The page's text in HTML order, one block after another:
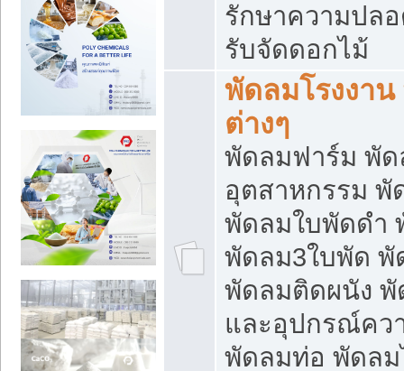
รักษาความปล
รับจัดดอกไม้
พัดลมโรงงา
ต่างๆ
พัดลมฟาร์ม พัด
อุตสาหกรรม
พัดลมใบพัดดำ
พัดลม3ใบพัด พั
พัดลมติดผนัง
และอุปกรณ์คว
พัดลมท่อ พัดลม